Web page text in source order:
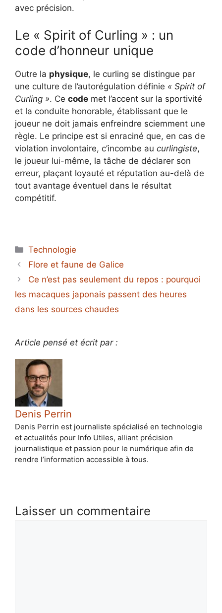
avec précision.
Le « Spirit of Curling » : un
code d’honneur unique
Outre la physique, le curling se distingue par
une culture de l’autorégulation définie « Spirit of
Curling ». Ce code met l’accent sur la sportivité
et la conduite honorable, établissant que le
joueur ne doit jamais enfreindre sciemment une
règle. Le principe est si enraciné que, en cas de
violation involontaire, c’incombe au curlingiste,
le joueur lui-même, la tâche de déclarer son
erreur, plaçant loyauté et réputation au-delà de
tout avantage éventuel dans le résultat
compétitif.
Catégories
Technologie
Flore et faune de Galice
Ce n’est pas seulement du repos : pourquoi
les macaques japonais passent des heures
dans les sources chaudes
Article pensé et écrit par :
Denis Perrin
Denis Perrin est journaliste spécialisé en technologie
et actualités pour Info Utiles, alliant précision
journalistique et passion pour le numérique afin de
rendre l’information accessible à tous.
Laisser un commentaire